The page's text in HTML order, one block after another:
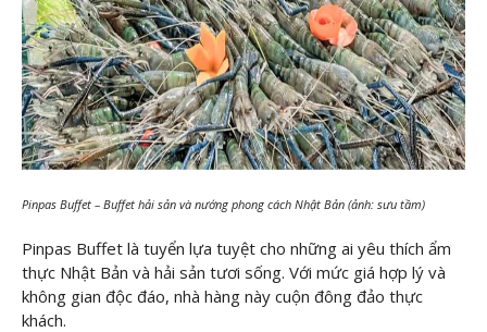
Pinpas Buffet – Buffet hải sản và nướng phong cách Nhật Bản (ảnh: sưu tầm)
Pinpas Buffet là tuyển lựa tuyệt cho những ai yêu thích ẩm
thực Nhật Bản và hải sản tươi sống. Với mức giá hợp lý và
không gian độc đáo, nhà hàng này cuộn đông đảo thực
khách.